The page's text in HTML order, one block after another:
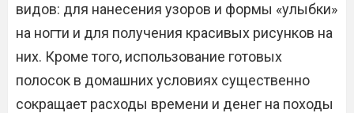
видов: для нанесения узоров и формы «улыбки»
на ногти и для получения красивых рисунков на
них. Кроме того, использование готовых
полосок в домашних условиях существенно
сокращает расходы времени и денег на походы